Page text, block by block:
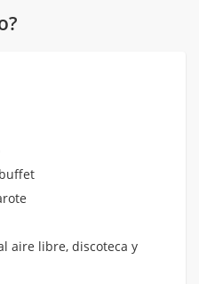
aire libre, discoteca y